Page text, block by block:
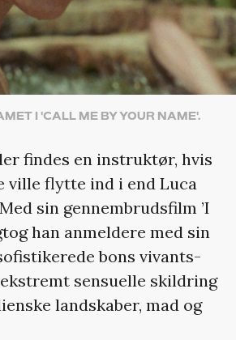
I 'CALL ME BY YOUR NAME'.
findes en instruktør, hvis
ville flytte ind i end Luca
sin gennembrudsfilm ’I
han anmeldere med sin
bons vivants-
sensuelle skildring
landskaber, mad og